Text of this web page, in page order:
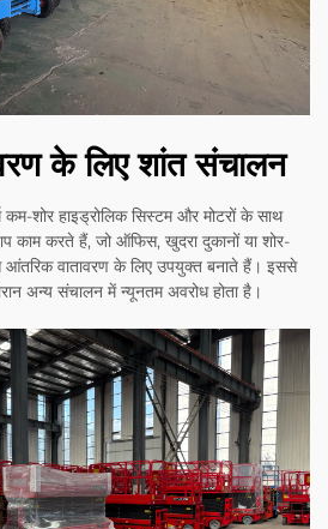
के लिए शांत संचालन
कम-शोर हाइड्रोलिक सिस्टम और मोटरों के साथ
काम करते हैं, जो ऑफिस, खुदरा दुकानों या शोर-
आंतरिक वातावरण के लिए उपयुक्त बनाते हैं। इससे
अन्य संचालन में न्यूनतम अवरोध होता है।